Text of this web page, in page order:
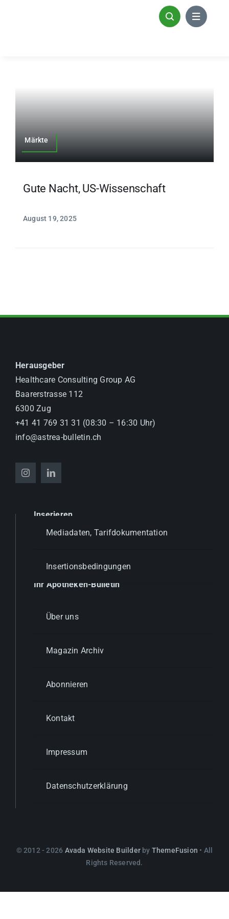
Märkte
Gute Nacht, US-Wissenschaft
August 19, 2025
Herausgeber
Healthcare Consulting Group AG
Baarerstrasse 112
6300 Zug
+41 41 769 31 31 (08:30 – 16:30 Uhr)
info@astrea-bulletin.ch
Inserieren
Mediadaten, Tarifdokumentation
Insertionsbedingungen
Ihr Apotheken-Bulletin
Über uns
Magazin Archiv
Abonnieren
Kontakt
Impressum
Datenschutzerklärung
© 2012 - 2026 Avada Website Builderby ThemeFusion • All
Rights Reserved.